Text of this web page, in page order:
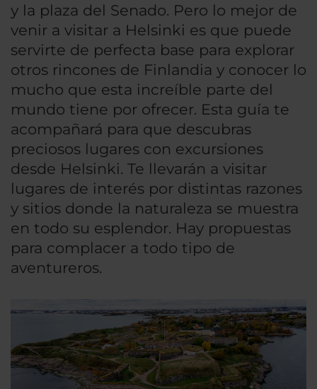
y la plaza del Senado. Pero lo mejor de
venir a visitar a Helsinki es que puede
servirte de perfecta base para explorar
otros rincones de Finlandia y conocer lo
mucho que esta increíble parte del
mundo tiene por ofrecer. Esta guía te
acompañará para que descubras
preciosos lugares con excursiones
desde Helsinki. Te llevarán a visitar
lugares de interés por distintas razones
y sitios donde la naturaleza se muestra
en todo su esplendor. Hay propuestas
para complacer a todo tipo de
aventureros.